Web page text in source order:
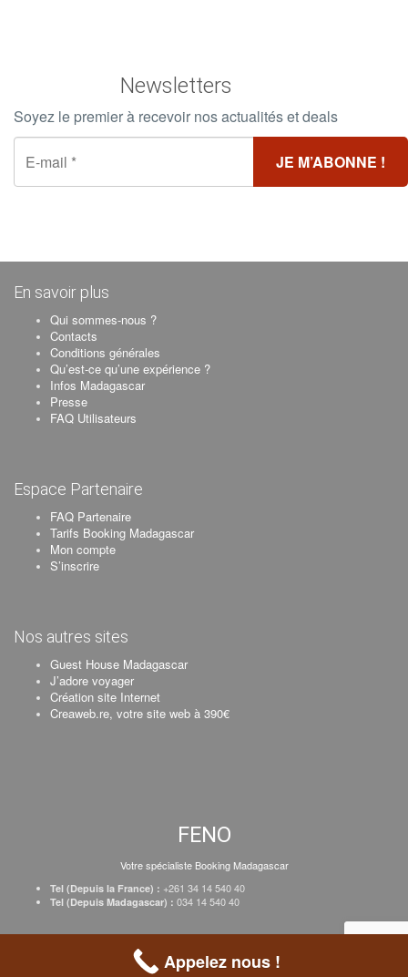
Newsletters
Soyez le premier à recevoir nos actualités et deals
En savoir plus
Qui sommes-nous ?
Contacts
Conditions générales
Qu’est-ce qu’une expérience ?
Infos Madagascar
Presse
FAQ Utilisateurs
Espace Partenaire
FAQ Partenaire
Tarifs Booking Madagascar
Mon compte
S’inscrire
Nos autres sites
Guest House Madagascar
J’adore voyager
Création site Internet
Creaweb.re, votre site web à 390€
FENO
Votre spécialiste Booking Madagascar
Tel (Depuis la France) : +261 34 14 540 40
Tel (Depuis Madagascar) : 034 14 540 40
Inscrire votre établissement
Appelez nous !